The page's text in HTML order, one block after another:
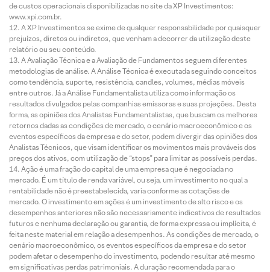
de custos operacionais disponibilizadas no site da XP Investimentos:
www.xpi.com.br.
A XP Investimentos se exime de qualquer responsabilidade por quaisquer
prejuízos, diretos ou indiretos, que venham a decorrer da utilização deste
relatório ou seu conteúdo.
A Avaliação Técnica e a Avaliação de Fundamentos seguem diferentes
metodologias de análise. A Análise Técnica é executada seguindo conceitos
como tendência, suporte, resistência, candles, volumes, médias móveis
entre outros. Já a Análise Fundamentalista utiliza como informação os
resultados divulgados pelas companhias emissoras e suas projeções. Desta
forma, as opiniões dos Analistas Fundamentalistas, que buscam os melhores
retornos dadas as condições de mercado, o cenário macroeconômico e os
eventos específicos da empresa e do setor, podem divergir das opiniões dos
Analistas Técnicos, que visam identificar os movimentos mais prováveis dos
preços dos ativos, com utilização de “stops” para limitar as possíveis perdas.
Ação é uma fração do capital de uma empresa que é negociada no
mercado. É um título de renda variável, ou seja, um investimento no qual a
rentabilidade não é preestabelecida, varia conforme as cotações de
mercado. O investimento em ações é um investimento de alto risco e os
desempenhos anteriores não são necessariamente indicativos de resultados
futuros e nenhuma declaração ou garantia, de forma expressa ou implícita, é
feita neste material em relação a desempenhos. As condições de mercado, o
cenário macroeconômico, os eventos específicos da empresa e do setor
podem afetar o desempenho do investimento, podendo resultar até mesmo
em significativas perdas patrimoniais. A duração recomendada para o